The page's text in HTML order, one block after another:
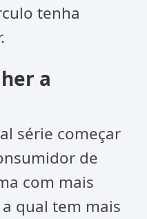
tenha
a
série começar
de
com mais
qual tem mais